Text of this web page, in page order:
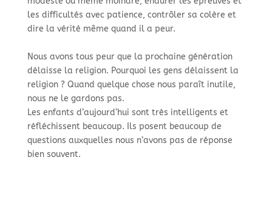
les difficultés avec patience, contrôler sa colère et
dire la vérité même quand il a peur. ​
Nous avons tous peur que la prochaine génération
délaisse la religion. Pourquoi les gens délaissent la
religion ? Quand quelque chose nous paraît inutile,
nous ne le gardons pas. ​
Les enfants d’aujourd’hui sont très intelligents et
réfléchissent beaucoup. Ils posent beaucoup de
questions auxquelles nous n’avons pas de réponse
bien souvent. ​